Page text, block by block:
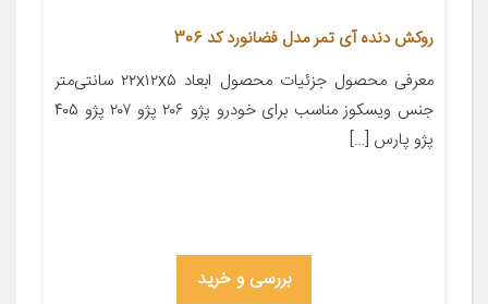
روکش دنده آی تمر مدل فضانورد کد 306
معرفی محصول جزئیات محصول ابعاد ۲۲x۱۲x۵ سانتی‌متر
جنس ویسکوز مناسب برای خودرو پژو ۲۰۶ پژو ۲۰۷ پژو ۴۰۵
پژو پارس […]
بررسی و خرید